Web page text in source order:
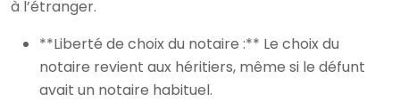
à l’étranger.
**Liberté de choix du notaire :** Le choix du
notaire revient aux héritiers, même si le défunt
avait un notaire habituel.